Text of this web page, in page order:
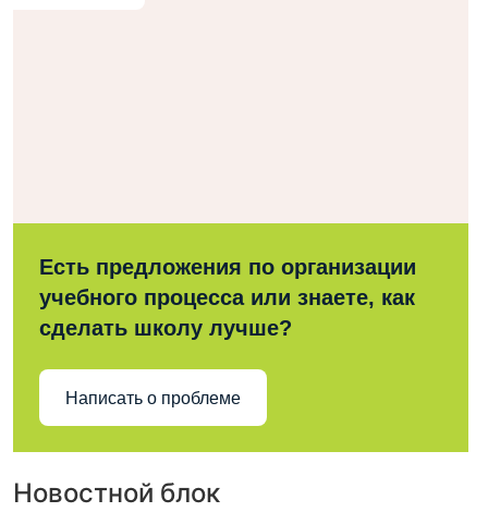
Есть предложения по организации
учебного процесса или знаете, как
сделать школу лучше?
Написать о проблеме
Новостной блок